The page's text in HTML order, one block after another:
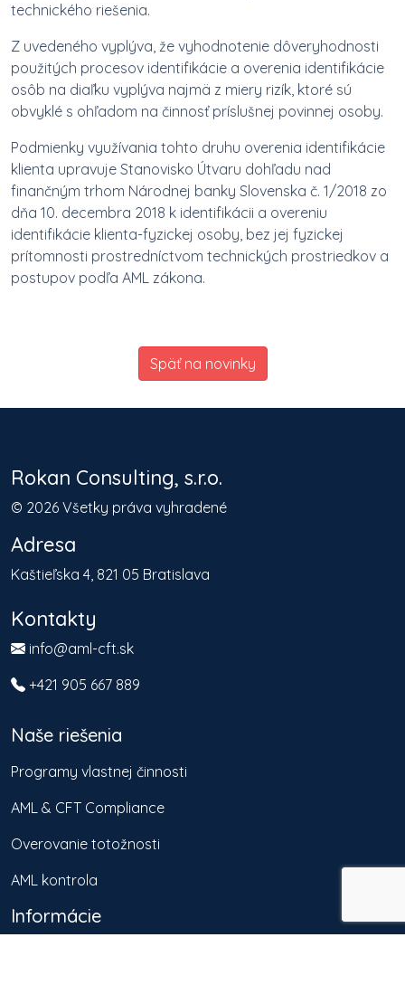
technického riešenia.
Z uvedeného vyplýva, že vyhodnotenie dôveryhodnosti
použitých procesov identifikácie a overenia identifikácie
osôb na diaľku vyplýva najmä z miery rizík, ktoré sú
obvyklé s ohľadom na činnosť príslušnej povinnej osoby.
Podmienky využívania tohto druhu overenia identifikácie
klienta upravuje Stanovisko Útvaru dohľadu nad
finančným trhom Národnej banky Slovenska č. 1/2018 zo
dňa 10. decembra 2018 k identifikácii a overeniu
identifikácie klienta-fyzickej osoby, bez jej fyzickej
prítomnosti prostredníctvom technických prostriedkov a
postupov podľa AML zákona.
Späť na novinky
Rokan Consulting, s.r.o.
© 2026 Všetky práva vyhradené
Adresa
Kaštieľska 4, 821 05 Bratislava
Kontakty
info@aml-cft.sk
+421 905 667 889
Naše riešenia
Programy vlastnej činnosti
AML & CFT Compliance
Overovanie totožnosti
AML kontrola
Informácie